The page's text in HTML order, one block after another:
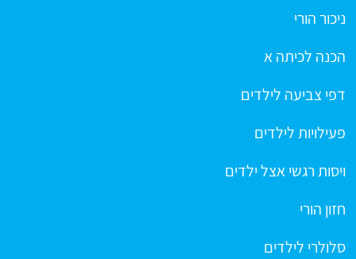
ניכור הורי
הכנה לכיתה א
דפי צביעה לילדים
פעילויות לילדים
ויסות רגשי אצל ילדים
חזון הורי
סלולרי לילדים